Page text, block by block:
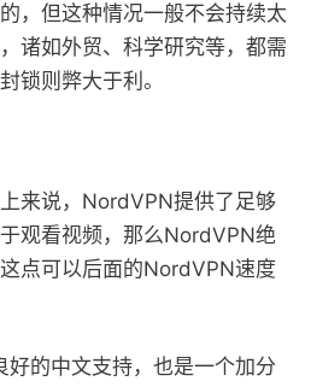
，但这种情况一般不会持续太
诸如外贸、科学研究等，都需
锁则弊大于利。
来说，NordVPN提供了足够
观看视频，那么NordVPN绝
点可以后面的NordVPN速度
的中文支持，也是一个加分